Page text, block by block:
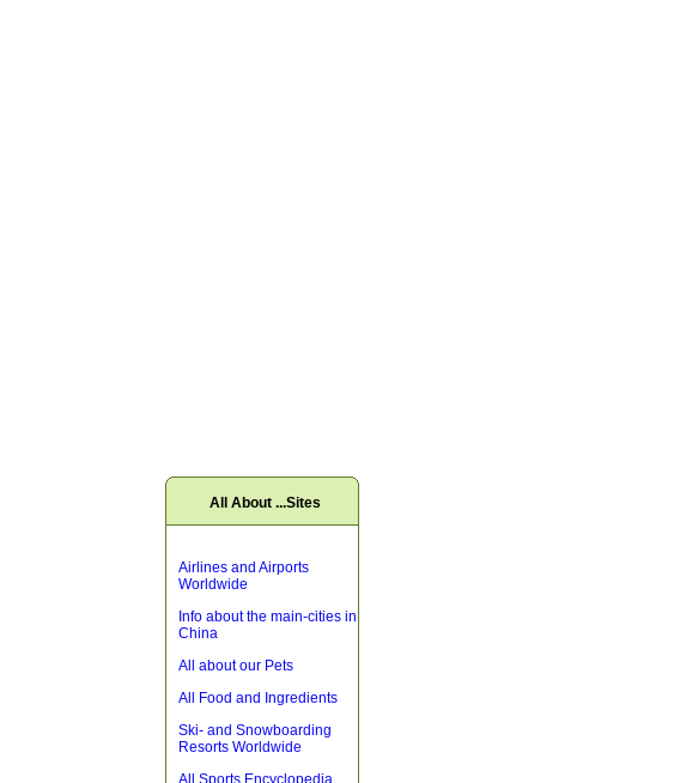
All About ...Sites
Airlines and Airports
Worldwide
Info about the main-cities in
China
All about our Pets
All Food and Ingredients
Ski- and Snowboarding
Resorts Worldwide
All Sports Encyclopedia